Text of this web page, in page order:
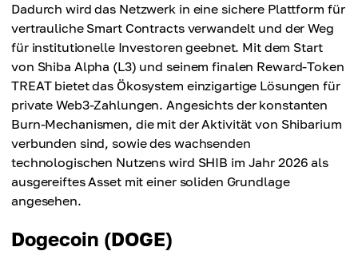
Dadurch wird das Netzwerk in eine sichere Plattform für
vertrauliche Smart Contracts verwandelt und der Weg
für institutionelle Investoren geebnet. Mit dem Start
von Shiba Alpha (L3) und seinem finalen Reward-Token
TREAT bietet das Ökosystem einzigartige Lösungen für
private Web3-Zahlungen. Angesichts der konstanten
Burn-Mechanismen, die mit der Aktivität von Shibarium
verbunden sind, sowie des wachsenden
technologischen Nutzens wird SHIB im Jahr 2026 als
ausgereiftes Asset mit einer soliden Grundlage
angesehen.
Dogecoin (DOGE)